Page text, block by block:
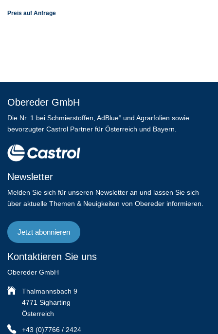
Preis auf Anfrage
Obereder GmbH
Die Nr. 1 bei Schmierstoffen, AdBlue®
und Agrarfolien sowie
bevorzugter Castrol Partner für Österreich und Bayern.
Newsletter
Melden Sie sich für unseren Newsletter an und lassen Sie sich
über aktuelle Themen & Neuigkeiten von Obereder informieren.
Jetzt abonnieren
Kontaktieren Sie uns
Obereder GmbH
Thalmannsbach 9
4771 Sigharting
Österreich
+43 (0)7766 / 2424